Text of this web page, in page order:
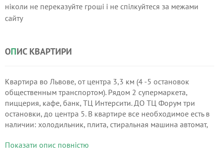
ніколи не переказуйте гроші і не спілкуйтеся за межами
сайту
ОПИС КВАРТИРИ
Квартира во Львове, от центра 3,3 км (4 -5 остановок
общественным транспортом). Рядом 2 супермаркета,
пиццерия, кафе, банк, ТЦ Интерсити. ДО ТЦ Форум три
остановки, до центра 5. В квартире все необходимое есть в
наличии: холодильник, плита, стиральная машина автомат,
кухонные принадлежности.
Показати опис повністю